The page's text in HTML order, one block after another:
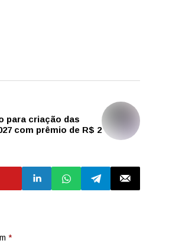
para criação das
com prêmio de R$ 2
*